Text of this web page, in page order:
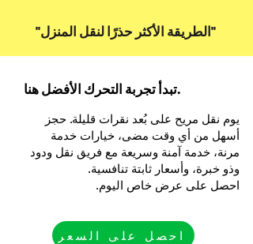
''الطريقة الأكثر حذرًا لنقل المنزل''
تبدأ تجربة التحرك الأفضل هنا.
يوم نقل مريح على بُعد نقرات قليلة. حجز
أسهل من أي وقت مضى، خيارات خدمة
مرنة، خدمة آمنة وسريعة مع فريق نقل ودود
وذو خبرة، وأسعار ثابتة تنافسية.
احصل على عرض خاص اليوم.
احصل على السعر